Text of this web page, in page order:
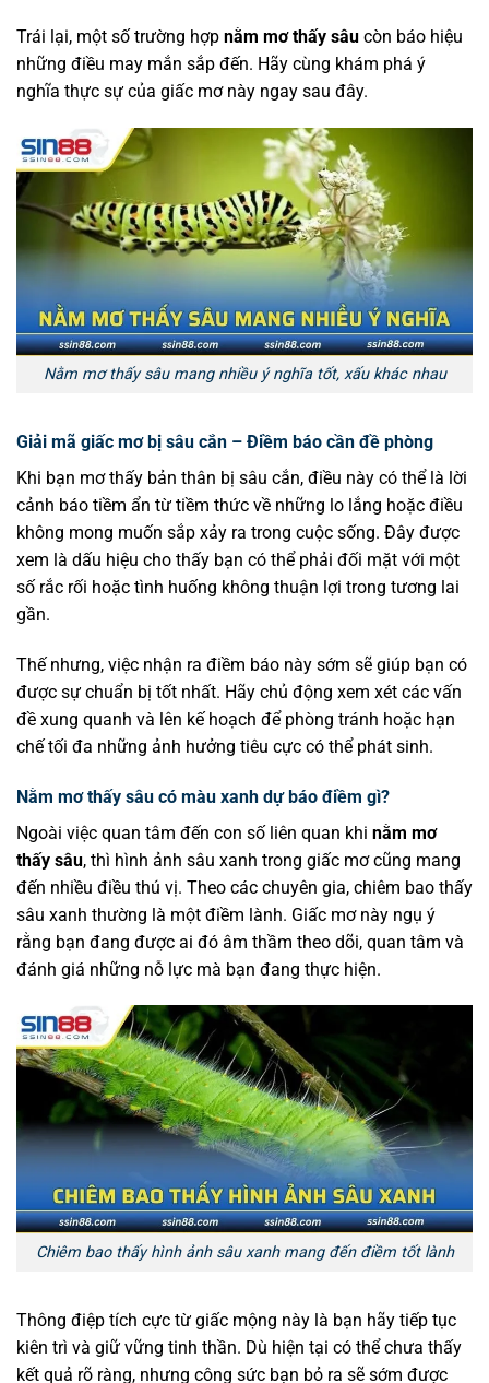
Trái lại, một số trường hợp nằm mơ thấy sâu còn báo hiệu
những điều may mắn sắp đến. Hãy cùng khám phá ý
nghĩa thực sự của giấc mơ này ngay sau đây.
Nằm mơ thấy sâu mang nhiều ý nghĩa tốt, xấu khác nhau
Giải mã giấc mơ bị sâu cắn – Điềm báo cần đề phòng
Khi bạn mơ thấy bản thân bị sâu cắn, điều này có thể là lời
cảnh báo tiềm ẩn từ tiềm thức về những lo lắng hoặc điều
không mong muốn sắp xảy ra trong cuộc sống. Đây được
xem là dấu hiệu cho thấy bạn có thể phải đối mặt với một
số rắc rối hoặc tình huống không thuận lợi trong tương lai
gần.
Thế nhưng, việc nhận ra điềm báo này sớm sẽ giúp bạn có
được sự chuẩn bị tốt nhất. Hãy chủ động xem xét các vấn
đề xung quanh và lên kế hoạch để phòng tránh hoặc hạn
chế tối đa những ảnh hưởng tiêu cực có thể phát sinh.
Nằm mơ thấy sâu có màu xanh dự báo điềm gì?
Ngoài việc quan tâm đến con số liên quan khi nằm mơ
thấy sâu, thì hình ảnh sâu xanh trong giấc mơ cũng mang
đến nhiều điều thú vị. Theo các chuyên gia, chiêm bao thấy
sâu xanh thường là một điềm lành. Giấc mơ này ngụ ý
rằng bạn đang được ai đó âm thầm theo dõi, quan tâm và
đánh giá những nỗ lực mà bạn đang thực hiện.
Chiêm bao thấy hình ảnh sâu xanh mang đến điềm tốt lành
Thông điệp tích cực từ giấc mộng này là bạn hãy tiếp tục
kiên trì và giữ vững tinh thần. Dù hiện tại có thể chưa thấy
kết quả rõ ràng, nhưng công sức bạn bỏ ra sẽ sớm được